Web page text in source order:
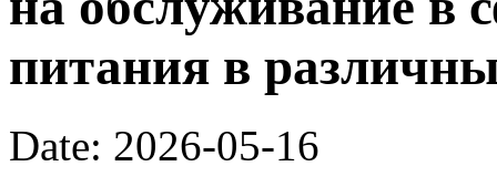
питания в
Date: 2026-05-16